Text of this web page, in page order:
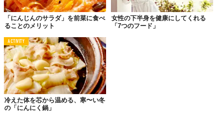
「にんじんのサラダ」を前菜に食べ
ることのメリット
女性の下半身を健康にしてくれる
「7つのフード」
ACTIVITY
冷えた体を芯から温める、寒〜い冬
の「にんにく鍋」